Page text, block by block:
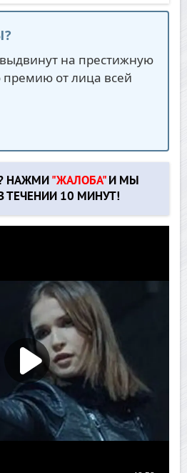
на престижную
от лица всей
НАЖМИ "ЖАЛОБА"И МЫ
ТЕЧЕНИИ 10 МИНУТ!